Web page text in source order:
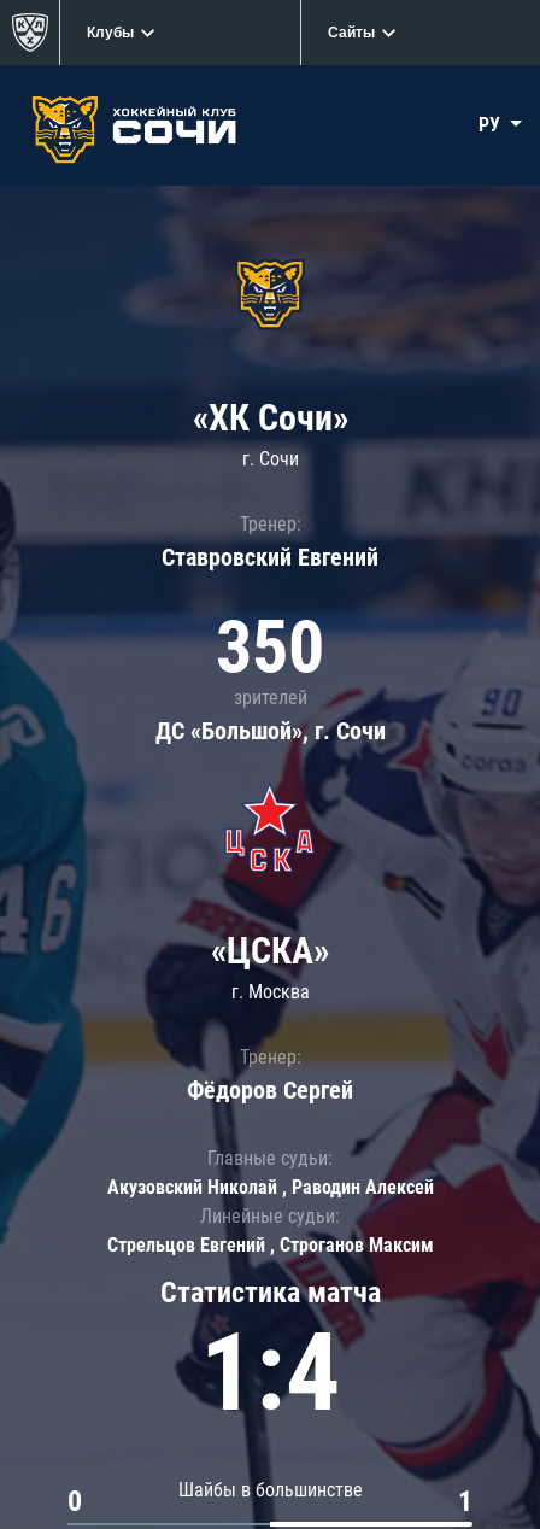
Клубы Сайты
РУ
«ХК Сочи»
г. Сочи
Тренер:
Ставровский Евгений
350
зрителей
ДС «Большой», г. Сочи
Статистика матча
1:4
Шайбы в большинстве
0 1
«ЦСКА»
г. Москва
Тренер:
Фёдоров Сергей
Главные судьи:
Акузовский Николай , Раводин Алексей
Линейные судьи:
Стрельцов Евгений , Строганов Максим